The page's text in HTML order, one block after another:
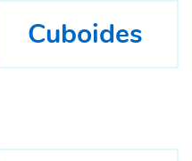
Cuboides